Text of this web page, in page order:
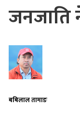
जनजाति
बबिलाल तामाङ